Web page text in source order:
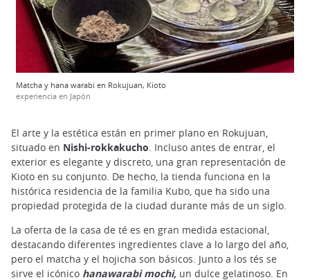
Matcha y hana warabi en Rokujuan, Kioto
experiencia en Japón
El arte y la estética están en primer plano en Rokujuan,
situado en Nishi-rokkakucho. Incluso antes de entrar, el
exterior es elegante y discreto, una gran representación de
Kioto en su conjunto. De hecho, la tienda funciona en la
histórica residencia de la familia Kubo, que ha sido una
propiedad protegida de la ciudad durante más de un siglo.
La oferta de la casa de té es en gran medida estacional,
destacando diferentes ingredientes clave a lo largo del año,
pero el matcha y el hojicha son básicos. Junto a los tés se
sirve el icónico hanawarabi mochi, un dulce gelatinoso. En